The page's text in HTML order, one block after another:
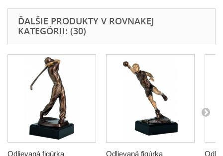
ĎALŠIE PRODUKTY V ROVNAKEJ
KATEGÓRII: (30)
Odlievaná figúrka
Odlievaná figúrka